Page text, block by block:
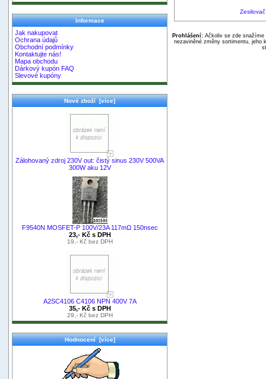
Informace
Jak nakupovat
Ochrana údajů
Obchodní podmínky
Kontaktujte nás!
Mapa obchodu
Dárkový kupón FAQ
Slevové kupóny
Nové zboží [více]
Zálohovaný zdroj 230V out: čistý sinus 230V 500VA
300W aku 12V
F9540N MOSFET-P 100V/23A 117mΩ 150nsec
23,- Kč s DPH
19,- Kč bez DPH
A2SC4106 C4106 NPN 400V 7A
35,- Kč s DPH
29,- Kč bez DPH
Hodnocení [více]
Prohlášení:Ačkoliv se zde snažíme
nezaviněné změny sortimentu, jeho